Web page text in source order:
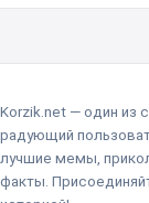
Korzik.net — один из
радующий
лучшие мемы,
факты.